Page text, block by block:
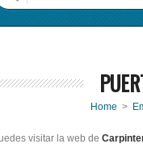
Home >
visitar la web de